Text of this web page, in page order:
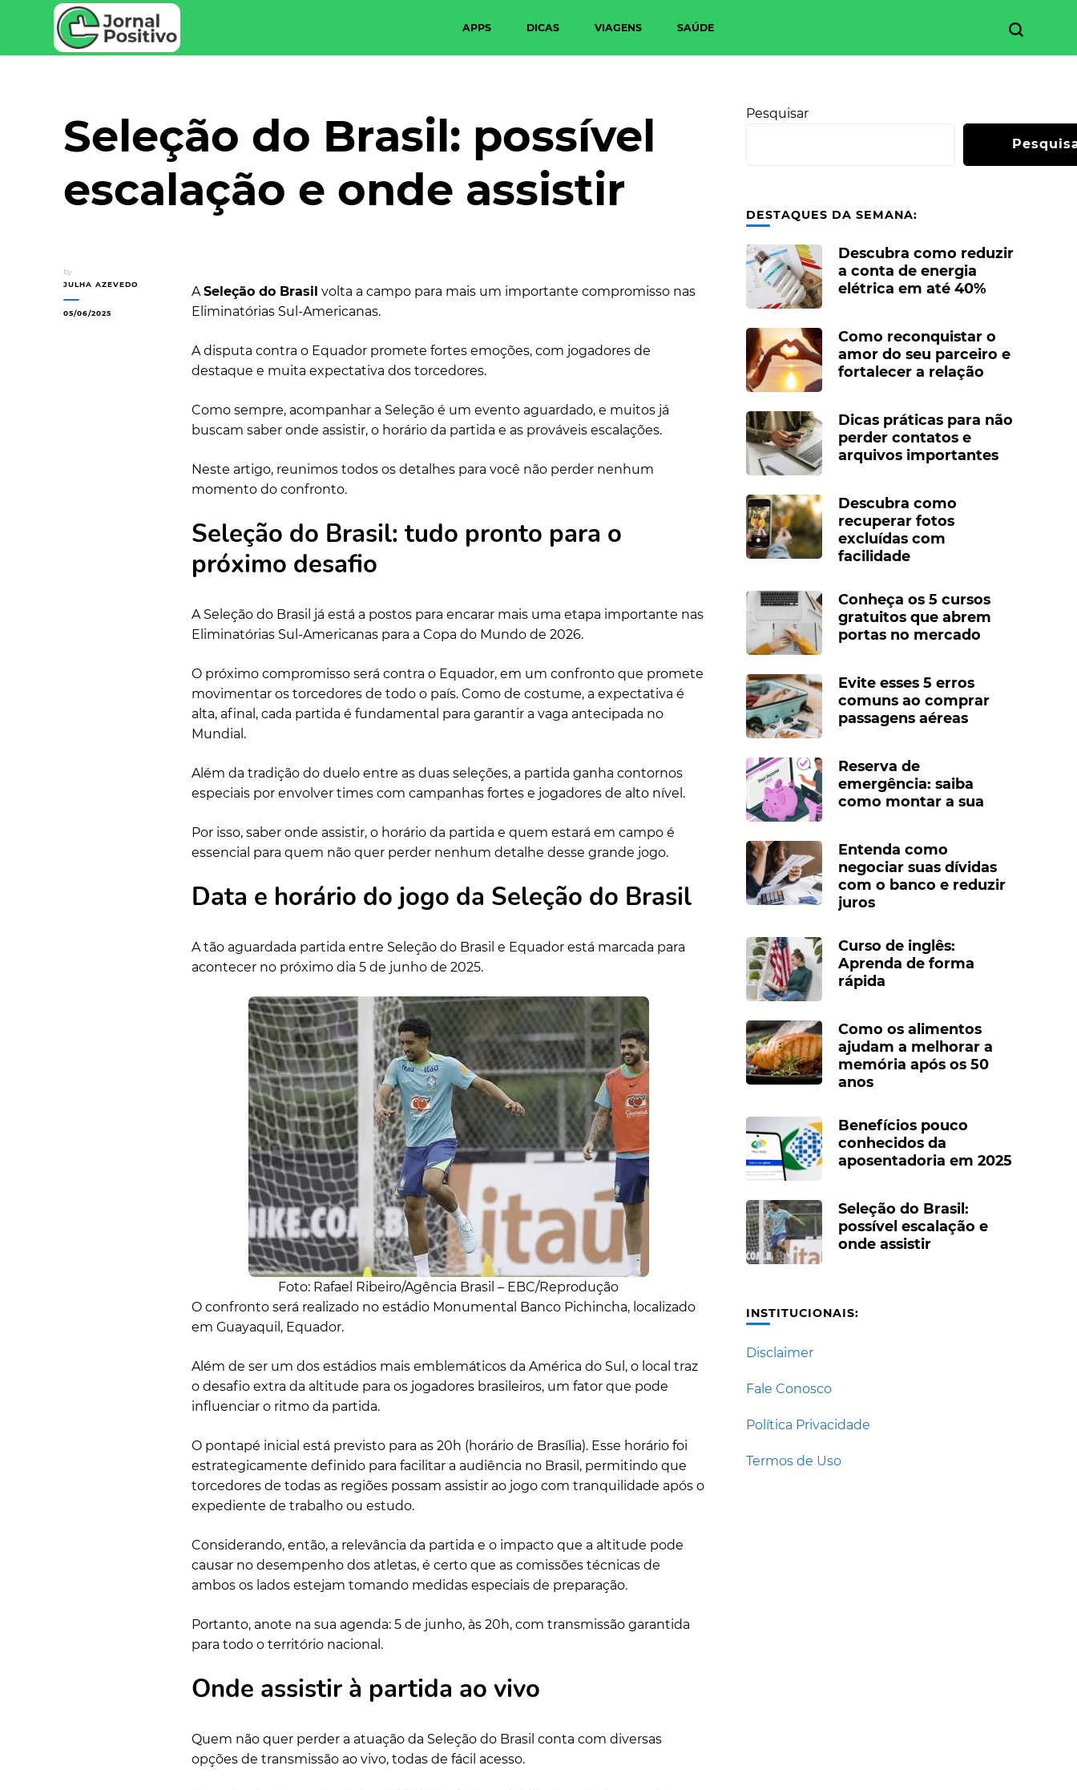
Jornal Positivo
Seu Portal de Notícias e Dicas
APPS DICAS VIAGENS SAÚDE
Seleção do Brasil: possível
escalação e onde assistir
by
JULHA AZEVEDO
05/06/2025
ASeleção do Brasil volta a campo para mais um importante compromisso nas
Eliminatórias Sul-Americanas.
A disputa contra o Equador promete fortes emoções, com jogadores de
destaque e muita expectativa dos torcedores.
Como sempre, acompanhar a Seleção é um evento aguardado, e muitos já
buscam saber onde assistir, o horário da partida e as prováveis escalações.
Neste artigo, reunimos todos os detalhes para você não perder nenhum
momento do confronto.
Seleção do Brasil: tudo pronto para o
próximo desafio
A Seleção do Brasil já está a postos para encarar mais uma etapa importante nas
Eliminatórias Sul-Americanas para a Copa do Mundo de 2026.
O próximo compromisso será contra o Equador, em um confronto que promete
movimentar os torcedores de todo o país. Como de costume, a expectativa é
alta, afinal, cada partida é fundamental para garantir a vaga antecipada no
Mundial.
Além da tradição do duelo entre as duas seleções, a partida ganha contornos
especiais por envolver times com campanhas fortes e jogadores de alto nível.
Por isso, saber onde assistir, o horário da partida e quem estará em campo é
essencial para quem não quer perder nenhum detalhe desse grande jogo.
Data e horário do jogo da Seleção do Brasil
A tão aguardada partida entre Seleção do Brasil e Equador está marcada para
acontecer no próximo dia 5 de junho de 2025.
Foto: Rafael Ribeiro/Agência Brasil – EBC/Reprodução
O confronto será realizado no estádio Monumental Banco Pichincha, localizado
em Guayaquil, Equador.
Além de ser um dos estádios mais emblemáticos da América do Sul, o local traz
o desafio extra da altitude para os jogadores brasileiros, um fator que pode
influenciar o ritmo da partida.
O pontapé inicial está previsto para as 20h (horário de Brasília). Esse horário foi
estrategicamente definido para facilitar a audiência no Brasil, permitindo que
torcedores de todas as regiões possam assistir ao jogo com tranquilidade após o
expediente de trabalho ou estudo.
Considerando, então, a relevância da partida e o impacto que a altitude pode
causar no desempenho dos atletas, é certo que as comissões técnicas de
ambos os lados estejam tomando medidas especiais de preparação.
Portanto, anote na sua agenda: 5 de junho, às 20h, com transmissão garantida
para todo o território nacional.
Onde assistir à partida ao vivo
Quem não quer perder a atuação da Seleção do Brasil conta com diversas
opções de transmissão ao vivo, todas de fácil acesso.
Pesquisar
DESTAQUES DA SEMANA:
Descubra como reduzir
a conta de energia
elétrica em até 40%
Como reconquistar o
amor do seu parceiro e
fortalecer a relação
Dicas práticas para não
perder contatos e
arquivos importantes
Descubra como
recuperar fotos
excluídas com
facilidade
Conheça os 5 cursos
gratuitos que abrem
portas no mercado
Evite esses 5 erros
comuns ao comprar
passagens aéreas
Reserva de
emergência: saiba
como montar a sua
Entenda como
negociar suas dívidas
com o banco e reduzir
juros
Curso de inglês:
Aprenda de forma
rápida
Como os alimentos
ajudam a melhorar a
memória após os 50
anos
Benefícios pouco
conhecidos da
aposentadoria em 2025
Seleção do Brasil:
possível escalação e
onde assistir
INSTITUCIONAIS:
Disclaimer
Fale Conosco
Política Privacidade
Termos de Uso